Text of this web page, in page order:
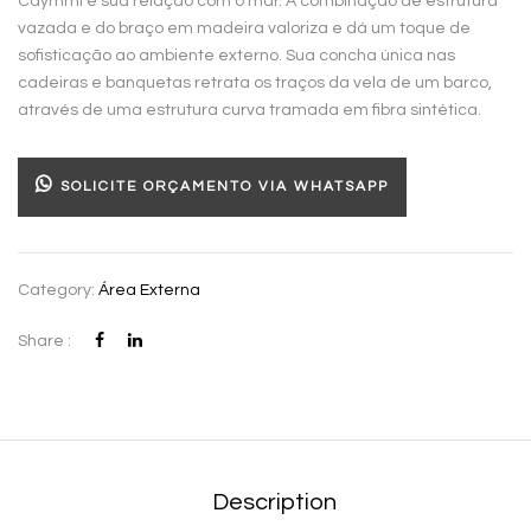
vazada e do braço em madeira valoriza e dá um toque de
sofisticação ao ambiente externo. Sua concha única nas
cadeiras e banquetas retrata os traços da vela de um barco,
através de uma estrutura curva tramada em fibra sintética.
SOLICITE ORÇAMENTO VIA WHATSAPP
Category: Área Externa
Share :
Description